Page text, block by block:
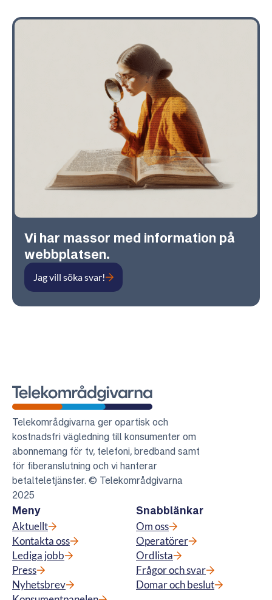
Vi har massor med information på
webbplatsen.
Jag vill söka svar!
Telekområdgivarna
Telekområdgivarna ger opartisk och
kostnadsfri vägledning till konsumenter om
abonnemang för tv, telefoni, bredband samt
för fiberanslutning och vi hanterar
betalteletjänster. © Telekområdgivarna
2025
Meny
Aktuellt
Kontakta oss
Lediga jobb
Press
Nyhetsbrev
Snabblänkar
Om oss
Operatörer
Ordlista
Frågor och svar
Domar och beslut